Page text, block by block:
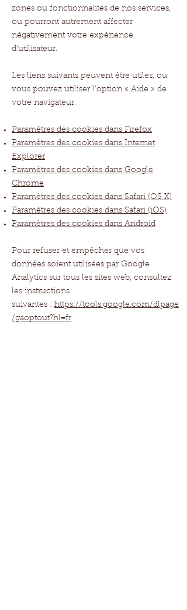
zones ou fonctionnalités de nos services,
ou pourront autrement affecter
négativement votre expérience
d'utilisateur.
Les liens suivants peuvent être utiles, ou
vous pouvez utiliser l'option « Aide » de
votre navigateur.
Paramètres des cookies dans Firefox
Paramètres des cookies dans Internet
Explorer
Paramètres des cookies dans Google
Chrome
Paramètres des cookies dans Safari (OS X)
Paramètres des cookies dans Safari (iOS)
Paramètres des cookies dans Android
Pour refuser et empêcher que vos
données soient utilisées par Google
Analytics sur tous les sites web, consultez
les instructions
suivantes : https://tools.google.com/dlpage
/gaoptout?hl=fr.